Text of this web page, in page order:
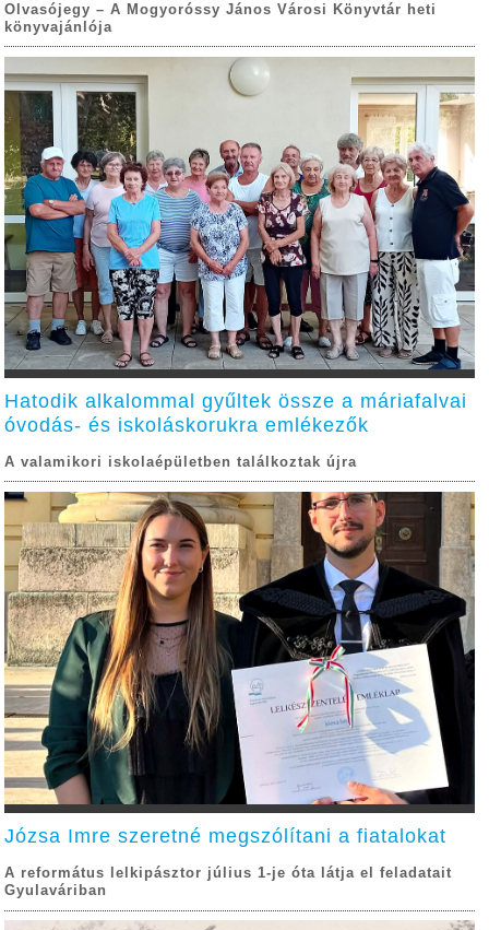
Olvasójegy – A Mogyoróssy János Városi Könyvtár heti
könyvajánlója
Hatodik alkalommal gyűltek össze a máriafalvai
óvodás- és iskoláskorukra emlékezők
A valamikori iskolaépületben találkoztak újra
Józsa Imre szeretné megszólítani a fiatalokat
A református lelkipásztor július 1-je óta látja el feladatait
Gyulaváriban